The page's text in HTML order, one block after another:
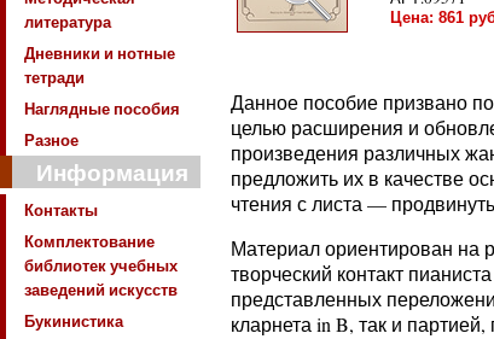
литература
Дневники и нотные
тетради
Наглядные пособия
Разное
Информация
Контакты
Комплектование
библиотек учебных
заведений искусств
Букинистика
Цена: 861
Данное пособие призвано
целью расширения и
произведения различных
предложить их в качестве
чтения с листа —
Материал ориентирован на
творческий контакт
представленных
кларнета in B, так и